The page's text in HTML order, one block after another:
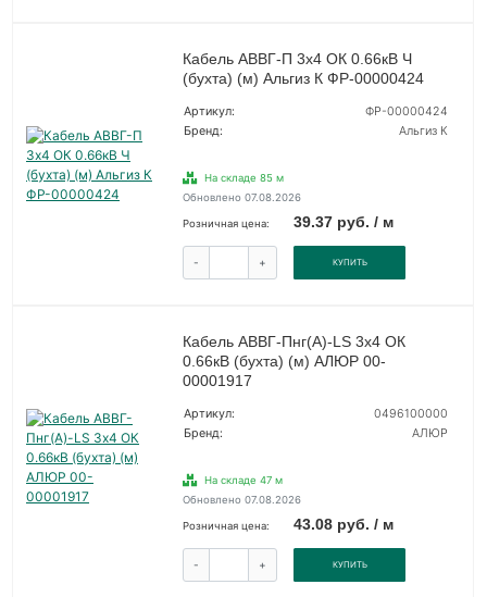
Кабель АВВГ-П 3х4 ОК 0.66кВ Ч
(бухта) (м) Альгиз К ФР-00000424
Артикул:
ФР-00000424
Бренд:
Альгиз К
На складе 85 м
Обновлено 07.08.2026
Розничная цена: 39.37 руб. / м
- + КУПИТЬ
Кабель АВВГ-Пнг(А)-LS 3х4 ОК
0.66кВ (бухта) (м) АЛЮР 00-
00001917
Артикул:
0496100000
Бренд:
АЛЮР
На складе 47 м
Обновлено 07.08.2026
Розничная цена: 43.08 руб. / м
- + КУПИТЬ